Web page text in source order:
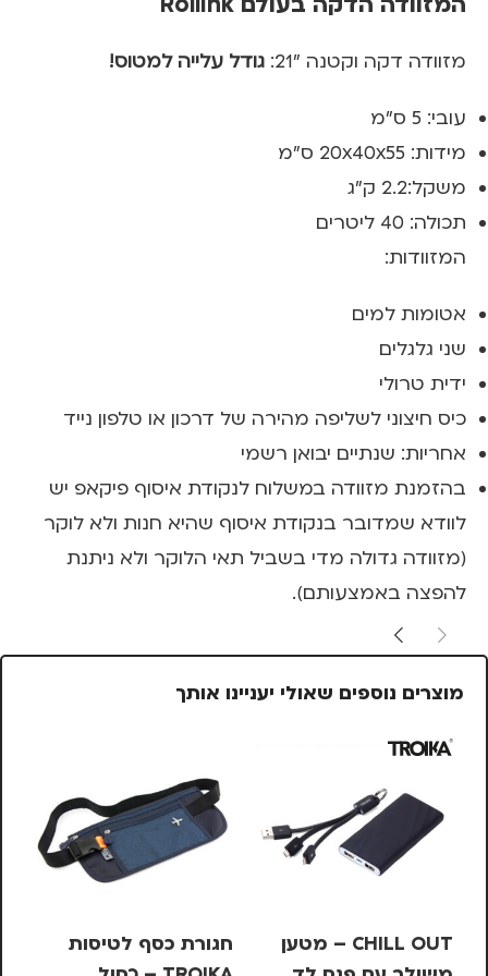
מזוודה דקה וקטנה "21: גודל עלייה למטוס!
עובי: 5 ס"מ
מידות: 20x40x55 ס"מ
משקל:2.2 ק"ג
תכולה: 40 ליטרים
המזוודות:
אטומות למים
שני גלגלים
ידית טרולי
כיס חיצוני לשליפה מהירה של דרכון או טלפון נייד
אחריות: שנתיים יבואן רשמי
בהזמנת מזוודה במשלוח לנקודת איסוף פיקאפ יש
לוודא שמדובר בנקודת איסוף שהיא חנות ולא לוקר
(מזוודה גדולה מדי בשביל תאי הלוקר ולא ניתנת
להפצה באמצעותם).
מוצרים נוספים שאולי יעניינו אותך
CHILL OUT – מטען
חגורת כסף לטיסות